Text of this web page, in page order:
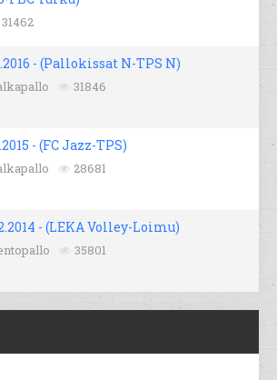
31462
- (Pallokissat N-TPS N)
31846
- (FC Jazz-TPS)
28681
- (LEKA Volley-Loimu)
35801